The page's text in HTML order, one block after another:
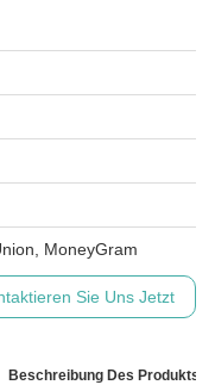
MoneyGram
Sie Uns Jetzt
Beschreibung Des Produkts